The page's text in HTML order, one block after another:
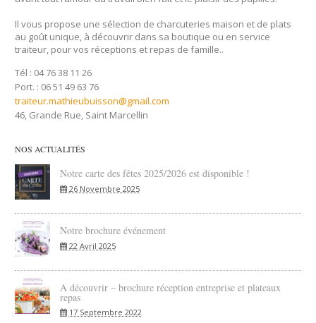
Il vous propose une sélection de charcuteries maison et de plats
au goût unique, à découvrir dans sa boutique ou en service
traiteur, pour vos réceptions et repas de famille..
Tél : 04 76 38 11 26
Port. : 06 51 49 63 76
traiteur.mathieubuisson@gmail.com
46, Grande Rue, Saint Marcellin
NOS ACTUALITÉS
Notre carte des fêtes 2025/2026 est disponible !
26 Novembre 2025
Notre brochure événement
22 Avril 2025
A découvrir – brochure réception entreprise et plateaux
repas
17 Septembre 2022